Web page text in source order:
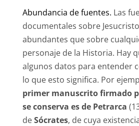
Abundancia de fuentes. Las
documentales sobre
abundantes que sobre
personaje de la Historia. Hay
algunos datos para entender
lo que esto significa. Por
primer manuscrito firmado
se conserva es de Petrarca
deSócrates, de cuya